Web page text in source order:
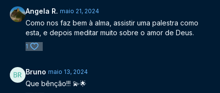
Angela R. maio 21, 2024
Como nos faz bem à alma, assistir uma palestra como
esta, e depois meditar muito sobre o amor de Deus.
1
Bruno maio 13, 2024
Que bênção!!! 💫🌟